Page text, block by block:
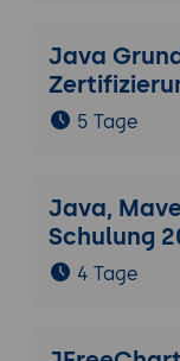
Java
5 Tage
Java,
Schulung
4 Tage